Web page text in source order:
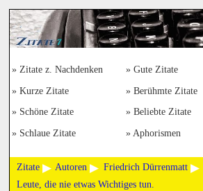
Zitate z. Nachdenken Gute Zitate
Kurze Zitate Berühmte Zitate
Schöne Zitate Beliebte Zitate
Schlaue Zitate Aphorismen
Zitate Autoren Friedrich Dürrenmatt
Leute, die nie etwas Wichtiges tun.